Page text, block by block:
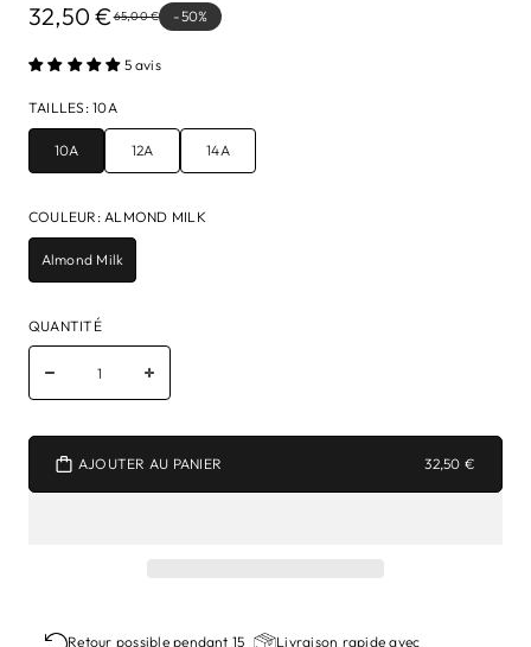
32,50 €65,00 € -50%
5 avis
TAILLES :10A
10A 12A 14A
COULEUR : ALMOND MILK
Almond Milk
QUANTITÉ
AJOUTER AU PANIER 32,50 €
Retour possible pendant 15
Livraison rapide avec